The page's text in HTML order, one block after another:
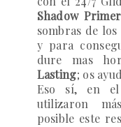
Shadow
sombras de
y para
dure mas
Lasting; os
Eso sí, en el
utilizaron
posible este